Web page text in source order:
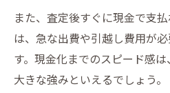
また、査定後すぐに現金で支
は、急な出費や引越し費用が
す。現金化までのスピード感
大きな強みといえるでしょう。